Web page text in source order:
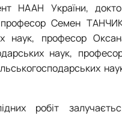
НААН України,
професор Семен
наук, професор О
наук,
робіт